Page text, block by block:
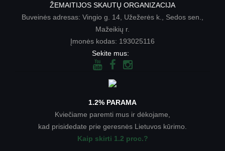
ŽEMAITIJOS SKAUTŲ ORGANIZACIJA
Buveinės adresas: Vingio g. 14, Užežerės k., Sedos sen.,
Mažeikių r.
Įmonės kodas: 193025116
Sekite mus:
1.2% PARAMA
Kviečiame paremti mus ir dėkojame,
kad prisidedate prie geresnės Lietuvos kūrimo.
Kaip skirti 1.2 proc.?